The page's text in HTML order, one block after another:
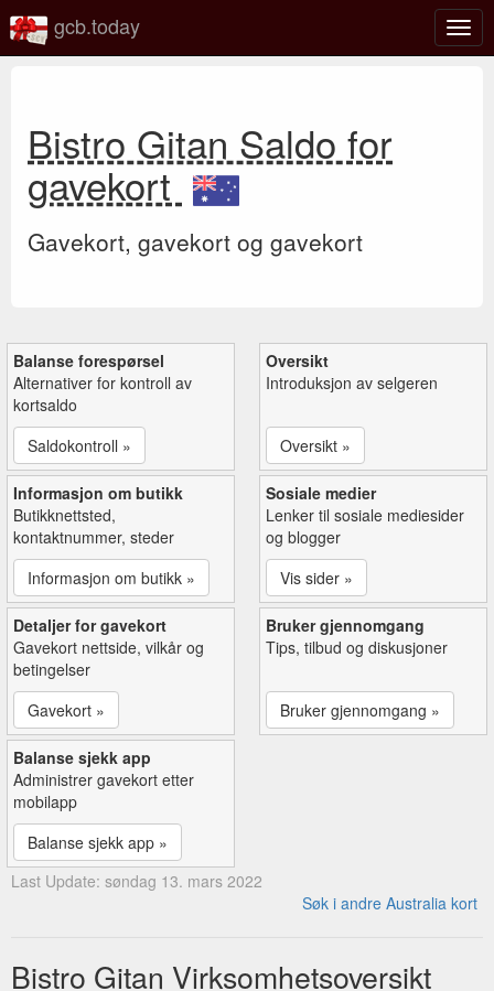
gcb.today
Bistro Gitan Saldo for
gavekort
Gavekort, gavekort og gavekort
Balanse forespørsel
Alternativer for kontroll av
kortsaldo
Saldokontroll »
Oversikt
Introduksjon av selgeren
Oversikt »
Informasjon om butikk
Butikknettsted,
kontaktnummer, steder
Informasjon om butikk »
Sosiale medier
Lenker til sosiale mediesider
og blogger
Vis sider »
Detaljer for gavekort
Gavekort nettside, vilkår og
betingelser
Gavekort »
Bruker gjennomgang
Tips, tilbud og diskusjoner
Bruker gjennomgang »
Balanse sjekk app
Administrer gavekort etter
mobilapp
Balanse sjekk app »
Last Update: søndag 13. mars 2022
Søk i andre Australia kort
Bistro Gitan Virksomhetsoversikt